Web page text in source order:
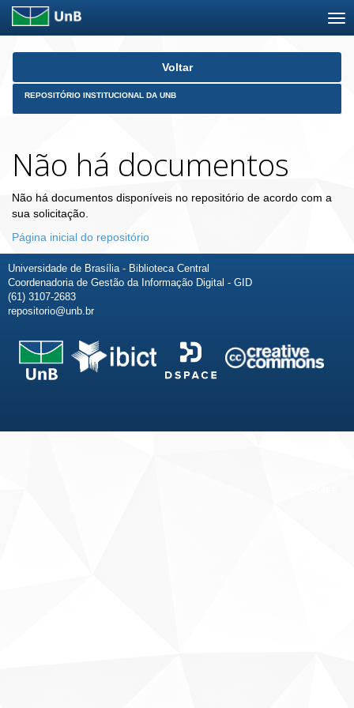
Skip
Voltar
REPOSITÓRIO INSTITUCIONAL DA UNB
Não há documentos
Não há documentos disponíveis no repositório de acordo com a
sua solicitação.
Página inicial do repositório
Universidade de Brasília - Biblioteca Central
Coordenadoria de Gestão da Informação Digital - GID
(61) 3107-2683
repositorio@unb.br